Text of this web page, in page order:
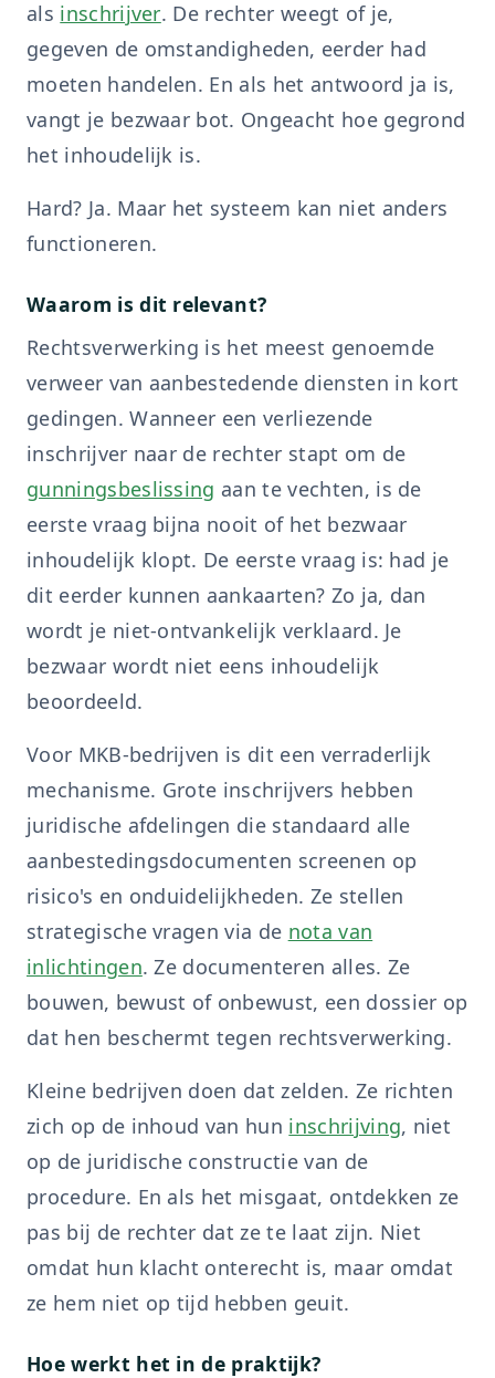
als inschrijver. De rechter weegt of je,
gegeven de omstandigheden, eerder had
moeten handelen. En als het antwoord ja is,
vangt je bezwaar bot. Ongeacht hoe gegrond
het inhoudelijk is.
Hard? Ja. Maar het systeem kan niet anders
functioneren.
Waarom is dit relevant?
Rechtsverwerking is het meest genoemde
verweer van aanbestedende diensten in kort
gedingen. Wanneer een verliezende
inschrijver naar de rechter stapt om de
gunningsbeslissing aan te vechten, is de
eerste vraag bijna nooit of het bezwaar
inhoudelijk klopt. De eerste vraag is: had je
dit eerder kunnen aankaarten? Zo ja, dan
wordt je niet-ontvankelijk verklaard. Je
bezwaar wordt niet eens inhoudelijk
beoordeeld.
Voor MKB-bedrijven is dit een verraderlijk
mechanisme. Grote inschrijvers hebben
juridische afdelingen die standaard alle
aanbestedingsdocumenten screenen op
risico's en onduidelijkheden. Ze stellen
strategische vragen via de nota van
inlichtingen. Ze documenteren alles. Ze
bouwen, bewust of onbewust, een dossier op
dat hen beschermt tegen rechtsverwerking.
Kleine bedrijven doen dat zelden. Ze richten
zich op de inhoud van hun inschrijving, niet
op de juridische constructie van de
procedure. En als het misgaat, ontdekken ze
pas bij de rechter dat ze te laat zijn. Niet
omdat hun klacht onterecht is, maar omdat
ze hem niet op tijd hebben geuit.
Hoe werkt het in de praktijk?